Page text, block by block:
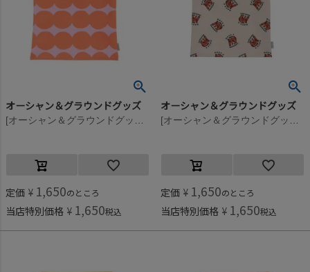
オーシャン＆グラウンドグッズ
定価 ¥ 1,650のところ
当店特別価格 ¥ 1,650税込
オーシャン＆グラウンドグッズ
定価 ¥ 1,650のところ
当店特別価格 ¥ 1,650税込